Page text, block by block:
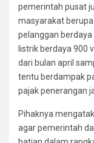
pemerintah pusat
masyarakat
pelanggan berdaya
listrik berdaya 900
dari bulan april
tentu berdampak
pajak penerangan
Pihaknya
agar pemerintah